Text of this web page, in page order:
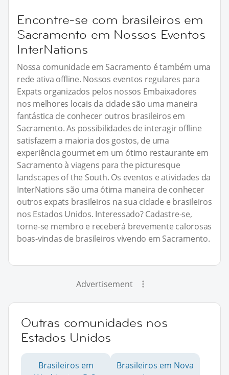
Encontre-se com brasileiros em
Sacramento em Nossos Eventos
InterNations
Nossa comunidade em Sacramento é também uma
rede ativa offline. Nossos eventos regulares para
Expats organizados pelos nossos Embaixadores
nos melhores locais da cidade são uma maneira
fantástica de conhecer outros brasileiros em
Sacramento. As possibilidades de interagir offline
satisfazem a maioria dos gostos, de uma
experiência gourmet em um ótimo restaurante em
Sacramento à viagens para the picturesque
landscapes of the South. Os eventos e atividades da
InterNations são uma ótima maneira de conhecer
outros expats brasileiros na sua cidade e brasileiros
nos Estados Unidos. Interessado? Cadastre-se,
torne-se membro e receberá brevemente calorosas
boas-vindas de brasileiros vivendo em Sacramento.
Advertisement
Outras comunidades nos
Estados Unidos
Brasileiros em
Brasileiros em Nova